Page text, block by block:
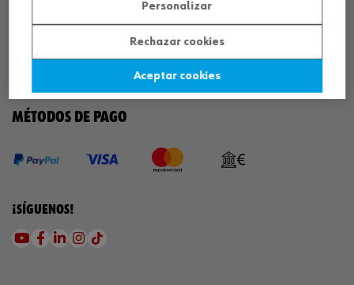
¡DESCARGA NUESTRA APP!
MÉTODOS DE PAGO
¡SÍGUENOS!
Personalizar
Rechazar cookies
Aceptar cookies